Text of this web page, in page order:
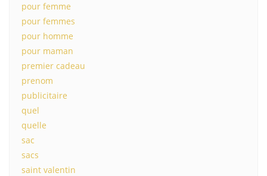
pour femme
pour femmes
pour homme
pour maman
premier cadeau
prenom
publicitaire
quel
quelle
sac
sacs
saint valentin